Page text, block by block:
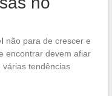
não para de crescer e
encontrar devem afiar
várias tendências